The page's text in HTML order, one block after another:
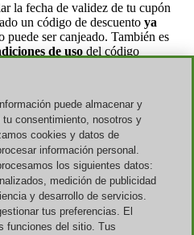
la fecha de validez de tu cupón
un código de descuento ya
puede ser canjeado. También es
de uso del código
cierto tipo de usuarios.
descuento suelen ser
la mayoría de los casos, vas a
cada pedido. No olvides tampoco
tenerlimitacionesde área
que tu cupón sea válido para tu
pedido, o correrás el riesgo de
puede almacenar y
consentimiento, nosotros y
cookies y datos de
información personal.
los siguientes datos:
medición de publicidad
y desarrollo de servicios.
tus preferencias. El
funciones del sitio. Tus